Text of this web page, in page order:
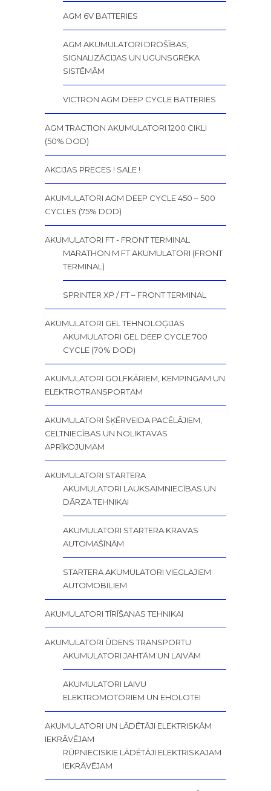
AGM 6V BATTERIES
AGM AKUMULATORI DROŠĪBAS,
SIGNALIZĀCIJAS UN UGUNSGRĒKA
SISTĒMĀM
VICTRON AGM DEEP CYCLE BATTERIES
AGM TRACTION AKUMULATORI 1200 CIKLI
(50% DOD)
AKCIJAS PRECES ! SALE !
AKUMULATORI AGM DEEP CYCLE 450 – 500
CYCLES (75% DOD)
AKUMULATORI FT - FRONT TERMINAL
MARATHON M FT AKUMULATORI (FRONT
TERMINAL)
SPRINTER XP / FT – FRONT TERMINAL
AKUMULATORI GEL TEHNOLOĢIJAS
AKUMULATORI GEL DEEP CYCLE 700
CYCLE (70% DOD)
AKUMULATORI GOLFKĀRIEM, KEMPINGAM UN
ELEKTROTRANSPORTAM
AKUMULATORI ŠĶĒRVEIDA PACĒLĀJIEM,
CELTNIECĪBAS UN NOLIKTAVAS
APRĪKOJUMAM
AKUMULATORI STARTERA
AKUMULATORI LAUKSAIMNIECĪBAS UN
DĀRZA TEHNIKAI
AKUMULATORI STARTERA KRAVAS
AUTOMAŠĪNĀM
STARTERA AKUMULATORI VIEGLAJIEM
AUTOMOBIĻIEM
AKUMULATORI TĪRĪŠANAS TEHNIKAI
AKUMULATORI ŪDENS TRANSPORTU
AKUMULATORI JAHTĀM UN LAIVĀM
AKUMULATORI LAIVU
ELEKTROMOTORIEM UN EHOLOTEI
AKUMULATORI UN LĀDĒTĀJI ELEKTRISKĀM
IEKRĀVĒJAM
RŪPNIECISKIE LĀDĒTĀJI ELEKTRISKAJAM
IEKRĀVĒJAM